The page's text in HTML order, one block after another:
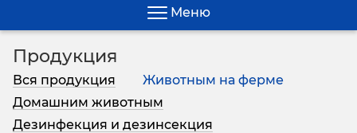
Меню
Продукция
Вся продукция
Животным на ферме
Домашним животным
Дезинфекция и дезинсекция